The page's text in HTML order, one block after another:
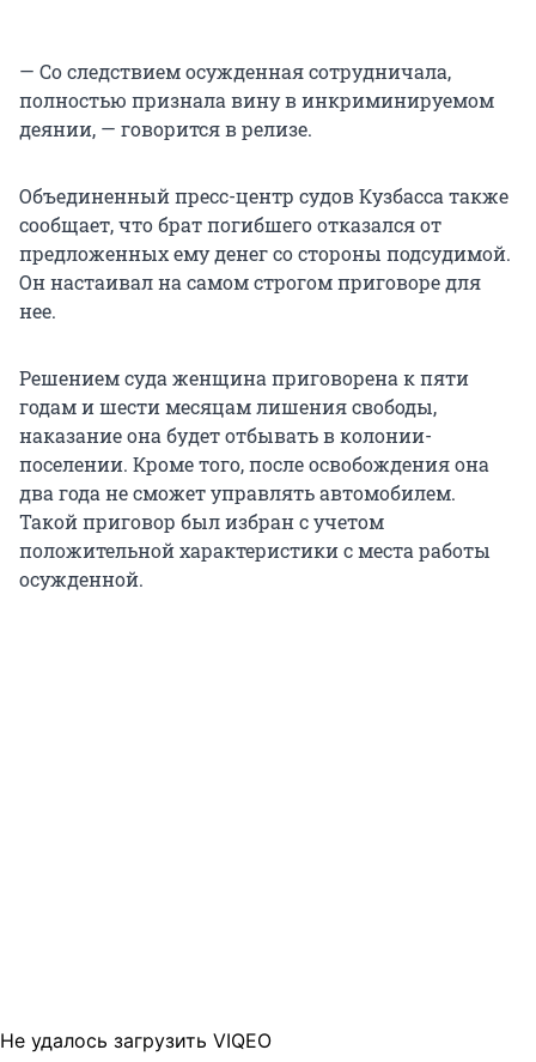
— Со следствием осужденная сотрудничала,
полностью признала вину в инкриминируемом
деянии, — говорится в релизе.
Объединенный пресс-центр судов Кузбасса также
сообщает, что брат погибшего отказался от
предложенных ему денег со стороны подсудимой.
Он настаивал на самом строгом приговоре для
нее.
Решением суда женщина приговорена к пяти
годам и шести месяцам лишения свободы,
наказание она будет отбывать в колонии-
поселении. Кроме того, после освобождения она
два года не сможет управлять автомобилем.
Такой приговор был избран с учетом
положительной характеристики с места работы
осужденной.
Не удалось загрузить VIQEO